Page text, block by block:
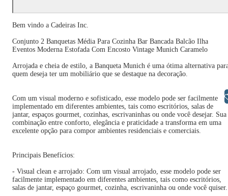
Bem vindo a Cadeiras Inc.
Conjunto 2 Banquetas Média Para Cozinha Bar Bancada Balcão Ilha
Eventos Moderna Estofada Com Encosto Vintage Munich Caramelo
Arrojada e cheia de estilo, a Banqueta Munich é uma ótima alternativa
quem deseja ter um mobiliário que se destaque na decoração.
Com um visual moderno e sofisticado, esse modelo pode ser facilmente
implementado em diferentes ambientes, tais como escritórios, salas de
jantar, espaços gourmet, cozinhas, escrivaninhas ou onde você desejar. Sua
combinação entre conforto, elegância e praticidade a transforma em uma
excelente opção para compor ambientes residenciais e comerciais.
Principais Benefícios:
- Visual clean e arrojado: Com um visual arrojado, esse modelo pode ser
facilmente implementado em diferentes ambientes, tais como escritórios,
salas de jantar, espaço gourmet, cozinha, escrivaninha ou onde você quiser.
Libras